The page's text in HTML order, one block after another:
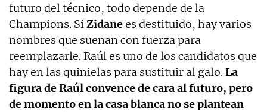
futuro del técnico, todo depende de la
Champions. SiZidanees destituido, hay varios
nombres que suenan con fuerza para
reemplazarle. Raúl es uno de los candidatos que
hay en las quinielas para sustituir al galo.La
figura de Raúl convence de cara al futuro, pero
de momento en la casa blanca no se plantean